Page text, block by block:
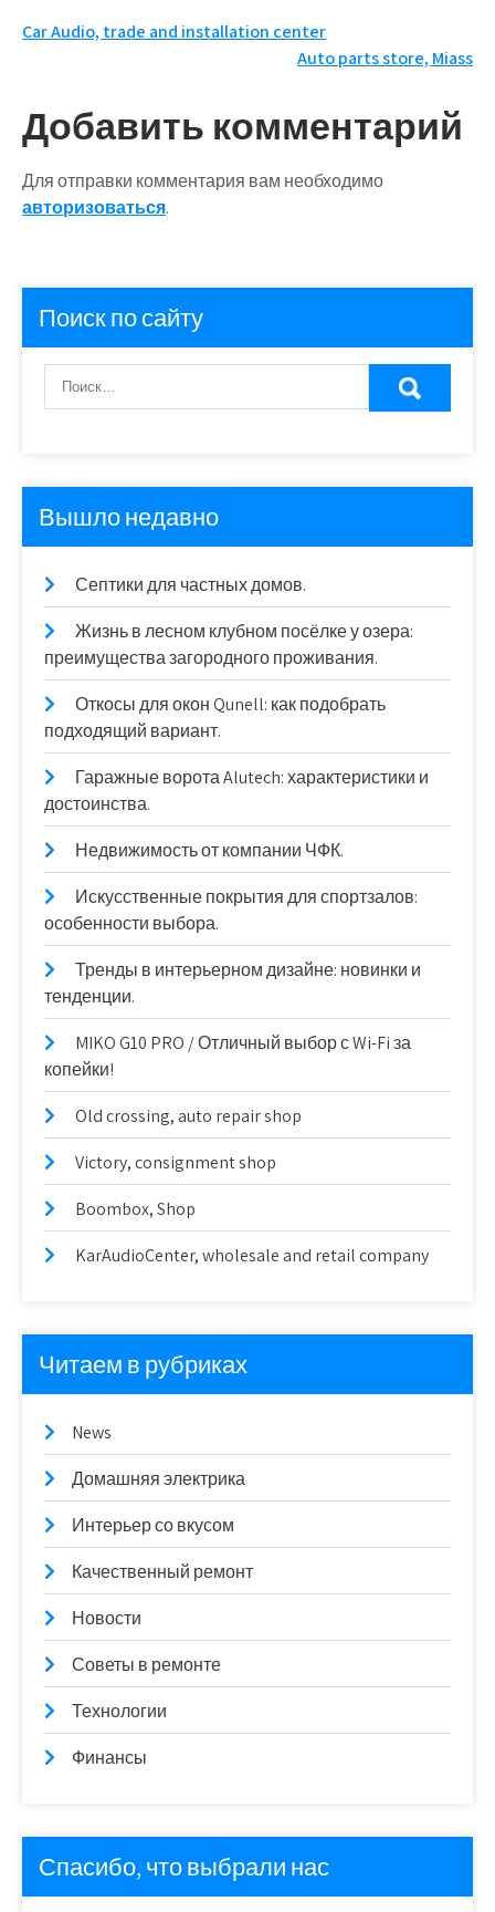
Навигация
записям
Car Audio, trade and installation center
Auto parts store, Miass
Добавить комментарий
Для отправки комментария вам необходимо
авторизоваться.
Поиск по сайту
Вышло недавно
Септики для частных домов.
Жизнь в лесном клубном посёлке у озера:
преимущества загородного проживания.
Откосы для окон Qunell: как подобрать
подходящий вариант.
Гаражные ворота Alutech: характеристики и
достоинства.
Недвижимость от компании ЧФК.
Искусственные покрытия для спортзалов:
особенности выбора.
Тренды в интерьерном дизайне: новинки и
тенденции.
MIKO G10 PRO / Отличный выбор с Wi-Fi за
копейки!
Old crossing, auto repair shop
Victory, consignment shop
Boombox, Shop
KarAudioCenter, wholesale and retail company
Читаем в рубриках
News
Домашняя электрика
Интерьер со вкусом
Качественный ремонт
Новости
Советы в ремонте
Технологии
Финансы
Спасибо, что выбрали нас